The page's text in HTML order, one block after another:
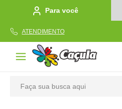
Para você
ATENDIMENTO